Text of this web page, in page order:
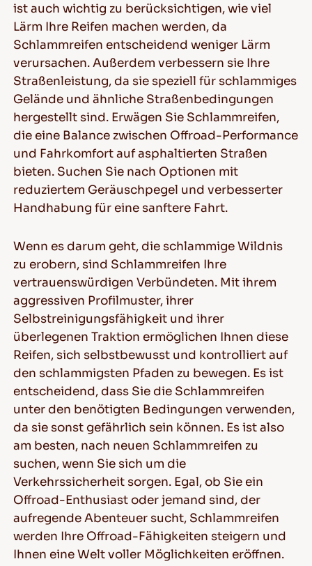
ist auch wichtig zu berücksichtigen, wie viel
Lärm Ihre Reifen machen werden, da
Schlammreifen entscheidend weniger Lärm
verursachen. Außerdem verbessern sie Ihre
Straßenleistung, da sie speziell für schlammiges
Gelände und ähnliche Straßenbedingungen
hergestellt sind. Erwägen Sie Schlammreifen,
die eine Balance zwischen Offroad-Performance
und Fahrkomfort auf asphaltierten Straßen
bieten. Suchen Sie nach Optionen mit
reduziertem Geräuschpegel und verbesserter
Handhabung für eine sanftere Fahrt.
Wenn es darum geht, die schlammige Wildnis
zu erobern, sind Schlammreifen Ihre
vertrauenswürdigen Verbündeten. Mit ihrem
aggressiven Profilmuster, ihrer
Selbstreinigungsfähigkeit und ihrer
überlegenen Traktion ermöglichen Ihnen diese
Reifen, sich selbstbewusst und kontrolliert auf
den schlammigsten Pfaden zu bewegen. Es ist
entscheidend, dass Sie die Schlammreifen
unter den benötigten Bedingungen verwenden,
da sie sonst gefährlich sein können. Es ist also
am besten, nach neuen Schlammreifen zu
suchen, wenn Sie sich um die
Verkehrssicherheit sorgen. Egal, ob Sie ein
Offroad-Enthusiast oder jemand sind, der
aufregende Abenteuer sucht, Schlammreifen
werden Ihre Offroad-Fähigkeiten steigern und
Ihnen eine Welt voller Möglichkeiten eröffnen.